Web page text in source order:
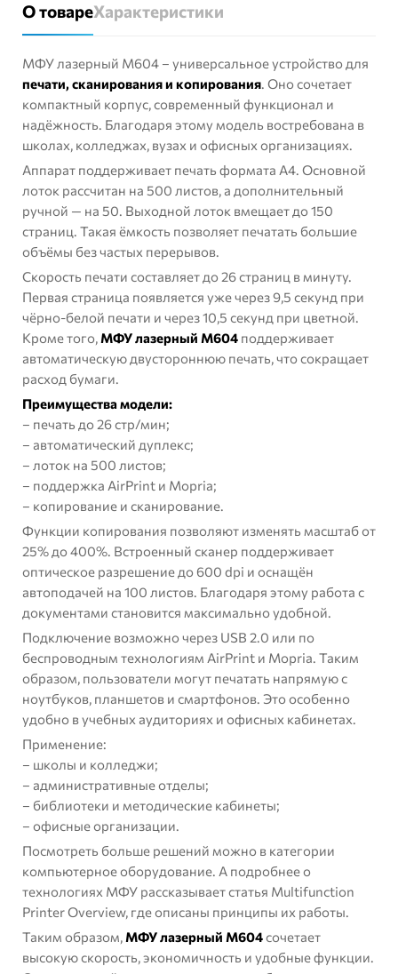
О товареХарактеристики
МФУ лазерный М604 – универсальное устройство для
печати, сканирования и копирования. Оно сочетает
компактный корпус, современный функционал и
надёжность. Благодаря этому модель востребована в
школах, колледжах, вузах и офисных организациях.
Аппарат поддерживает печать формата A4. Основной
лоток рассчитан на 500 листов, а дополнительный
ручной — на 50. Выходной лоток вмещает до 150
страниц. Такая ёмкость позволяет печатать большие
объёмы без частых перерывов.
Скорость печати составляет до 26 страниц в минуту.
Первая страница появляется уже через 9,5 секунд при
чёрно-белой печати и через 10,5 секунд при цветной.
Кроме того, МФУ лазерный М604 поддерживает
автоматическую двустороннюю печать, что сокращает
расход бумаги.
Преимущества модели:
– печать до 26 стр/мин;
– автоматический дуплекс;
– лоток на 500 листов;
– поддержка AirPrint и Mopria;
– копирование и сканирование.
Функции копирования позволяют изменять масштаб от
25% до 400%. Встроенный сканер поддерживает
оптическое разрешение до 600 dpi и оснащён
автоподачей на 100 листов. Благодаря этому работа с
документами становится максимально удобной.
Подключение возможно через USB 2.0 или по
беспроводным технологиям AirPrint и Mopria. Таким
образом, пользователи могут печатать напрямую с
ноутбуков, планшетов и смартфонов. Это особенно
удобно в учебных аудиториях и офисных кабинетах.
Применение:
– школы и колледжи;
– административные отделы;
– библиотеки и методические кабинеты;
– офисные организации.
Посмотреть больше решений можно в категории
компьютерное оборудование. А подробнее о
технологиях МФУ рассказывает статья Multifunction
Printer Overview, где описаны принципы их работы.
Таким образом, МФУ лазерный М604сочетает
высокую скорость, экономичность и удобные функции.